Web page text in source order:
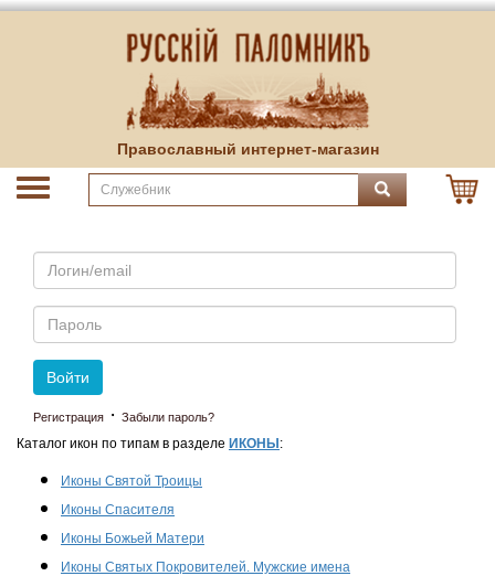
Православный интернет-магазин
Email
Пароль
Войти
Регистрация · Забыли пароль?
Каталог икон по типам в разделе ИКОНЫ :
Иконы Святой Троицы
Иконы Спасителя
Иконы Божьей Матери
Иконы Святых Покровителей. Мужские имена